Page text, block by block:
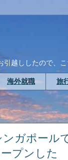
引越ししたので、
海外就職 旅
ンガポール
プンした